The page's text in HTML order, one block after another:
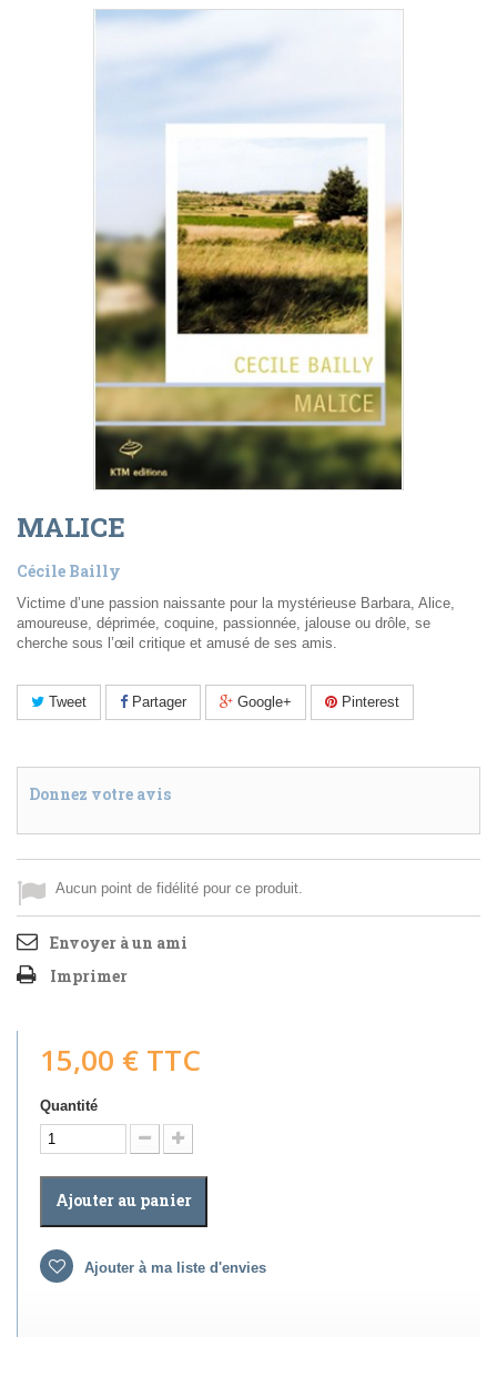
MALICE
Cécile Bailly
Victime d’une passion naissante pour la mystérieuse Barbara, Alice,
amoureuse, déprimée, coquine, passionnée, jalouse ou drôle, se
cherche sous l’œil critique et amusé de ses amis.
Tweet Partager Google+ Pinterest
Donnez votre avis
Aucun point de fidélité pour ce produit.
Envoyer à un ami
Imprimer
15,00 € TTC
Quantité
Ajouter au panier
Ajouter à ma liste d'envies